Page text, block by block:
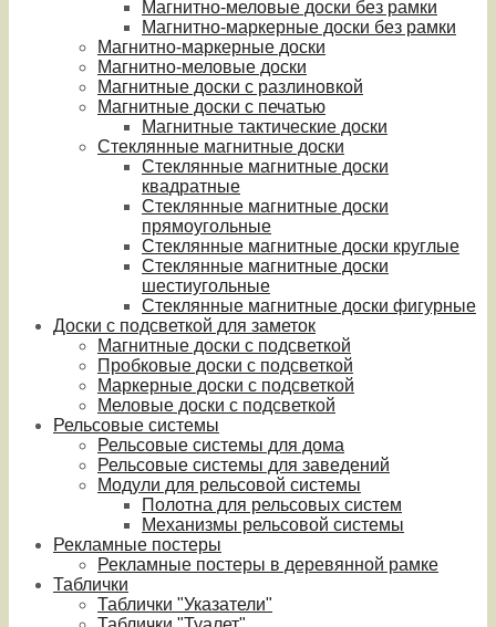
Магнитно-меловые доски без рамки
Магнитно-маркерные доски без рамки
Магнитно-маркерные доски
Магнитно-меловые доски
Магнитные доски с разлиновкой
Магнитные доски с печатью
Магнитные тактические доски
Стеклянные магнитные доски
Стеклянные магнитные доски
квадратные
Стеклянные магнитные доски
прямоугольные
Стеклянные магнитные доски круглые
Стеклянные магнитные доски
шестиугольные
Стеклянные магнитные доски фигурные
Доски с подсветкой для заметок
Магнитные доски с подсветкой
Пробковые доски с подсветкой
Маркерные доски с подсветкой
Меловые доски с подсветкой
Рельсовые системы
Рельсовые системы для дома
Рельсовые системы для заведений
Модули для рельсовой системы
Полотна для рельсовых систем
Механизмы рельсовой системы
Рекламные постеры
Рекламные постеры в деревянной рамке
Таблички
Таблички "Указатели"